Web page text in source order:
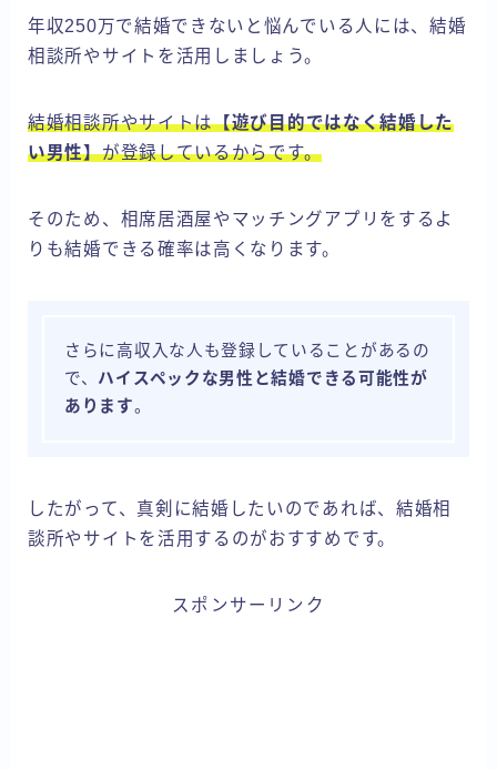
年収250万で結婚できないと悩んでいる人には、結婚
相談所やサイトを活用しましょう。
結婚相談所やサイトは【遊び目的ではなく結婚した
い男性】が登録しているからです。
そのため、相席居酒屋やマッチングアプリをするよ
りも結婚できる確率は高くなります。
さらに高収入な人も登録していることがあるの
で、 ハイスペックな男性と結婚できる可能性が
あります。
したがって、真剣に結婚したいのであれば、結婚相
談所やサイトを活用するのがおすすめです。
スポンサーリンク